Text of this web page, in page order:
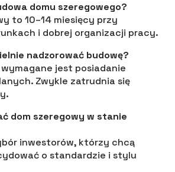
domu szeregowego?
to 10–14 miesięcy przy
i dobrej organizacji pracy.
nadzorować budowę?
jest posiadanie
Zwykle zatrudnia się
dom szeregowy w stanie
inwestorów, którzy chcą
o standardzie i stylu